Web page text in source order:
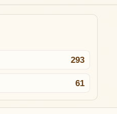
293
61